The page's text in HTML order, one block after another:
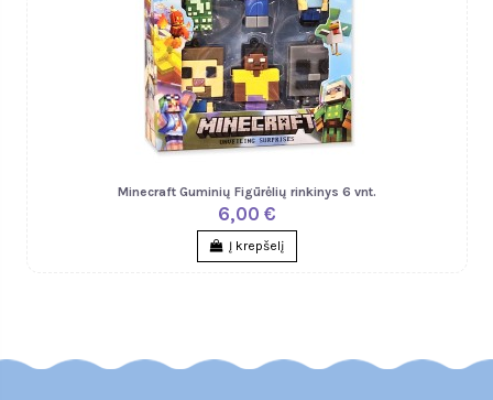
Minecraft Guminių Figūrėlių rinkinys 6 vnt.
6,00 €
Į krepšelį